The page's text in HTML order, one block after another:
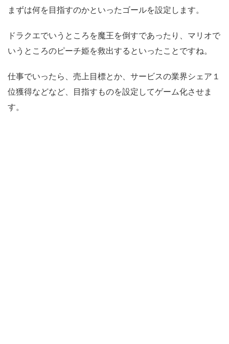
まずは何を目指すのかといったゴールを設定します。
ドラクエでいうところを魔王を倒すであったり、マリオで
いうところのピーチ姫を救出するといったことですね。
仕事でいったら、売上目標とか、サービスの業界シェア１
位獲得などなど、目指すものを設定してゲーム化させま
す。